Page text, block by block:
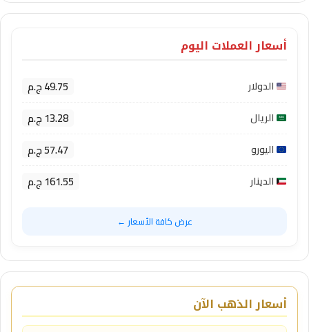
أسعار العملات اليوم
الدولار 49.75 ج.م
الريال 13.28 ج.م
اليورو 57.47 ج.م
الدينار 161.55 ج.م
عرض كافة الأسعار ←
أسعار الذهب الآن